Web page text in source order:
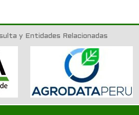
y Entidades Relacionadas